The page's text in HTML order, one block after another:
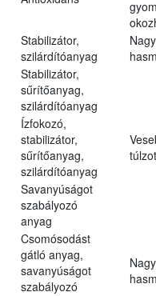
Stabilizátor,
szilárdítóanyag
Stabilizátor,
sűrítőanyag,
szilárdítóanyag
Ízfokozó,
stabilizátor,
sűrítőanyag,
szilárdítóanyag
Savanyúságot
szabályozó
anyag
Csomósodást
gátló anyag,
savanyúságot
szabályozó